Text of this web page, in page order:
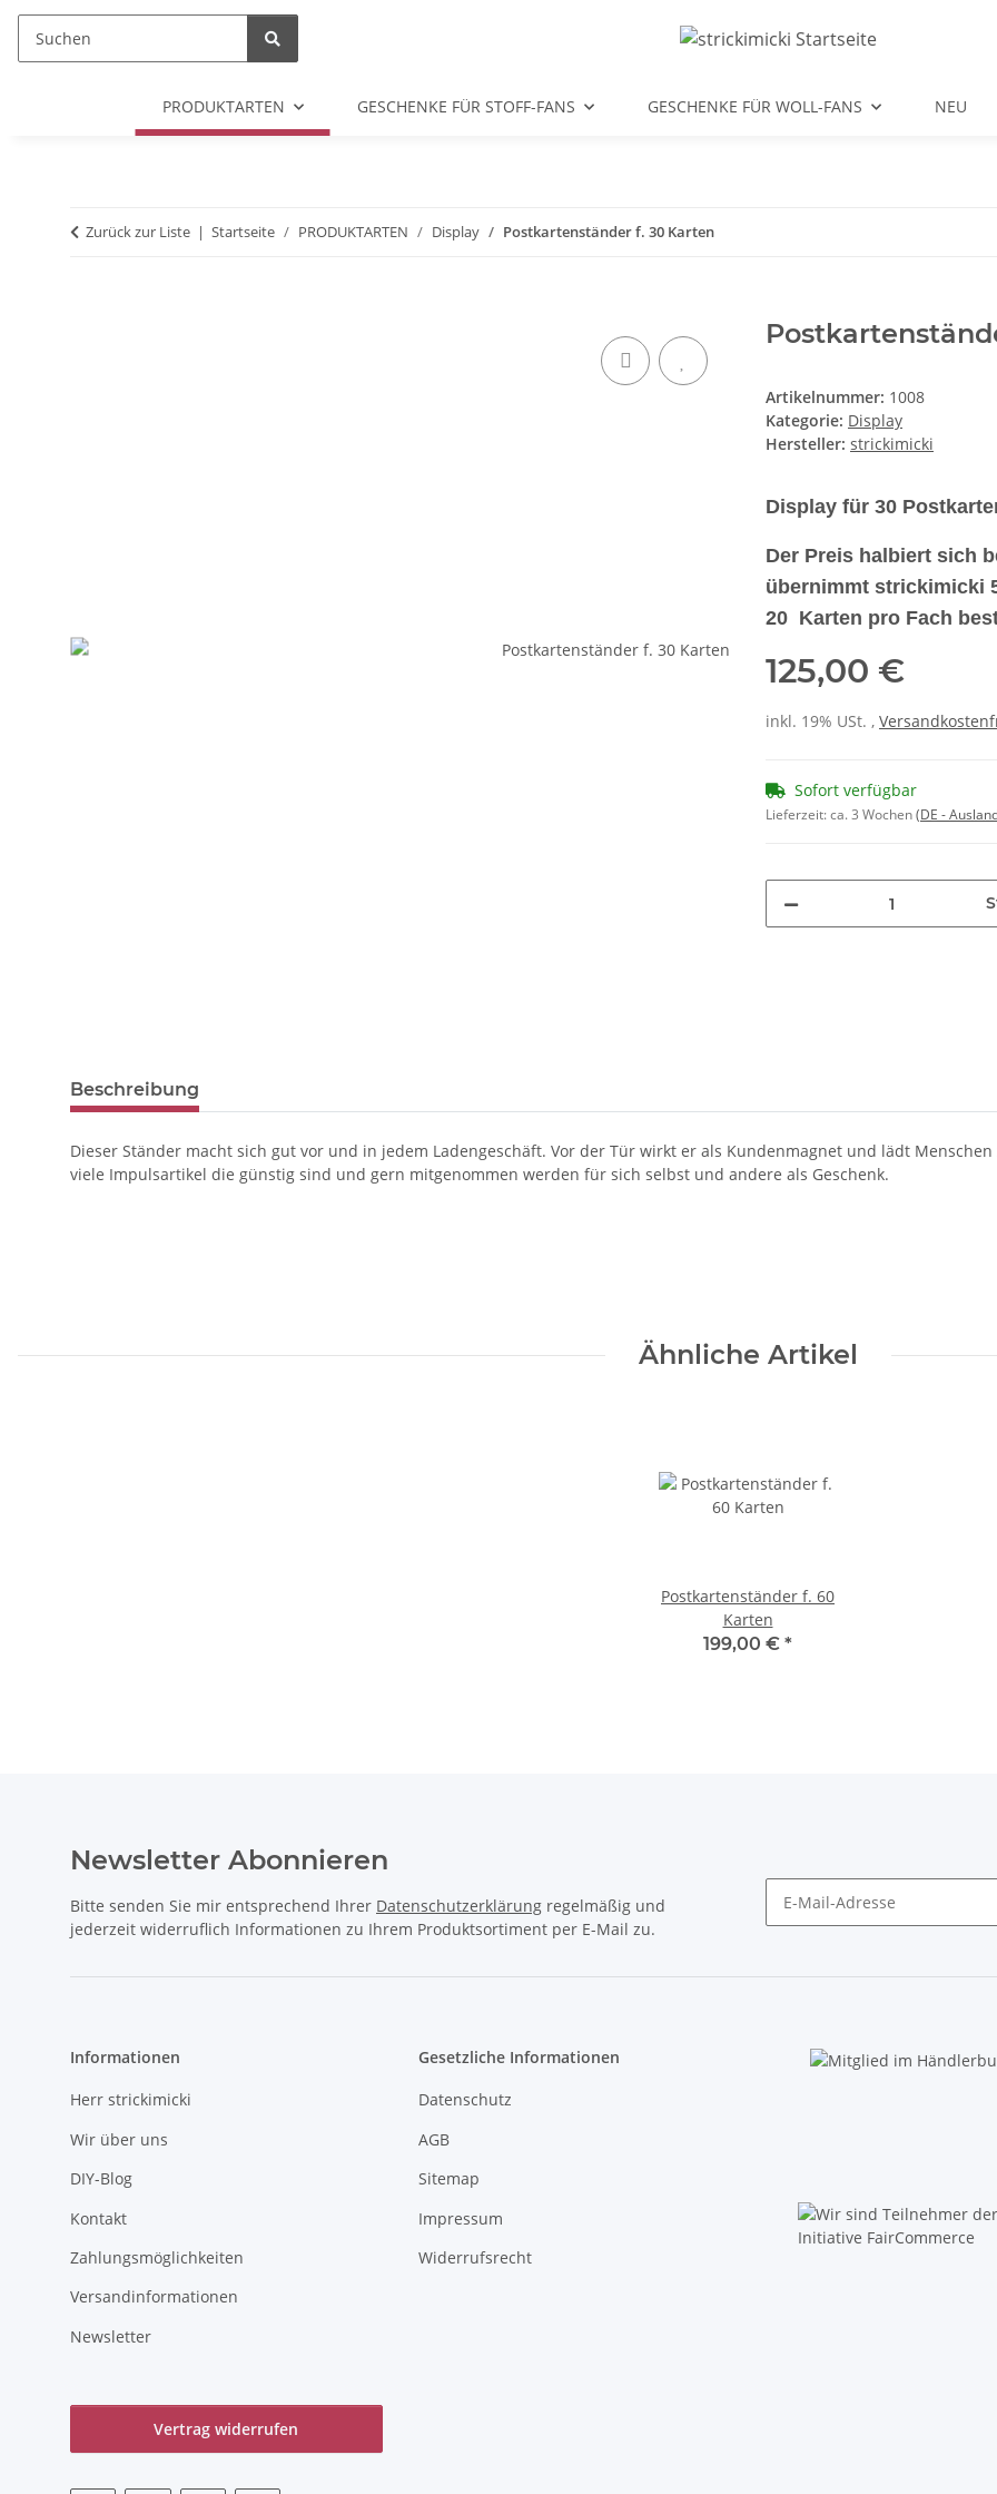
PRODUKTARTEN GESCHENKE FÜR STOFF-FANS GESCHENKE FÜR WOLL-FANS NEU
Zurück zur Liste Startseite PRODUKTARTEN Display Postkartenständer f. 30 Karten
Artikelnummer: 1008
Kategorie: Display
Hersteller: strickimicki
Display für 30
Der Preis halbiert sich
übernimmt strickimicki
20 Karten pro Fach
125,00 €
inkl. 19% USt. ,
Sofort verfügbar
Lieferzeit:ca. 3 Wochen(DE -
weitere Registerkarten anzeigen
Beschreibung
Dieser Ständer macht sich gut vor und in jedem Ladengeschäft. Vor der Tür wirkt er als Kundenmagnet und lädt
viele Impulsartikel die günstig sind und gern mitgenommen werden für sich selbst und andere als Geschenk.
Ähnliche Artikel
Postkartenständer f. 60
Karten
199,00 € *
Newsletter Abonnieren
Bitte senden Sie mir entsprechend Ihrer Datenschutzerklärung regelmäßig und
jederzeit widerruflich Informationen zu Ihrem Produktsortiment per E-Mail zu.
Informationen
Herr strickimicki
Wir über uns
DIY-Blog
Kontakt
Zahlungsmöglichkeiten
Versandinformationen
Newsletter
Gesetzliche Informationen
Datenschutz
AGB
Sitemap
Impressum
Widerrufsrecht
Vertrag widerrufen